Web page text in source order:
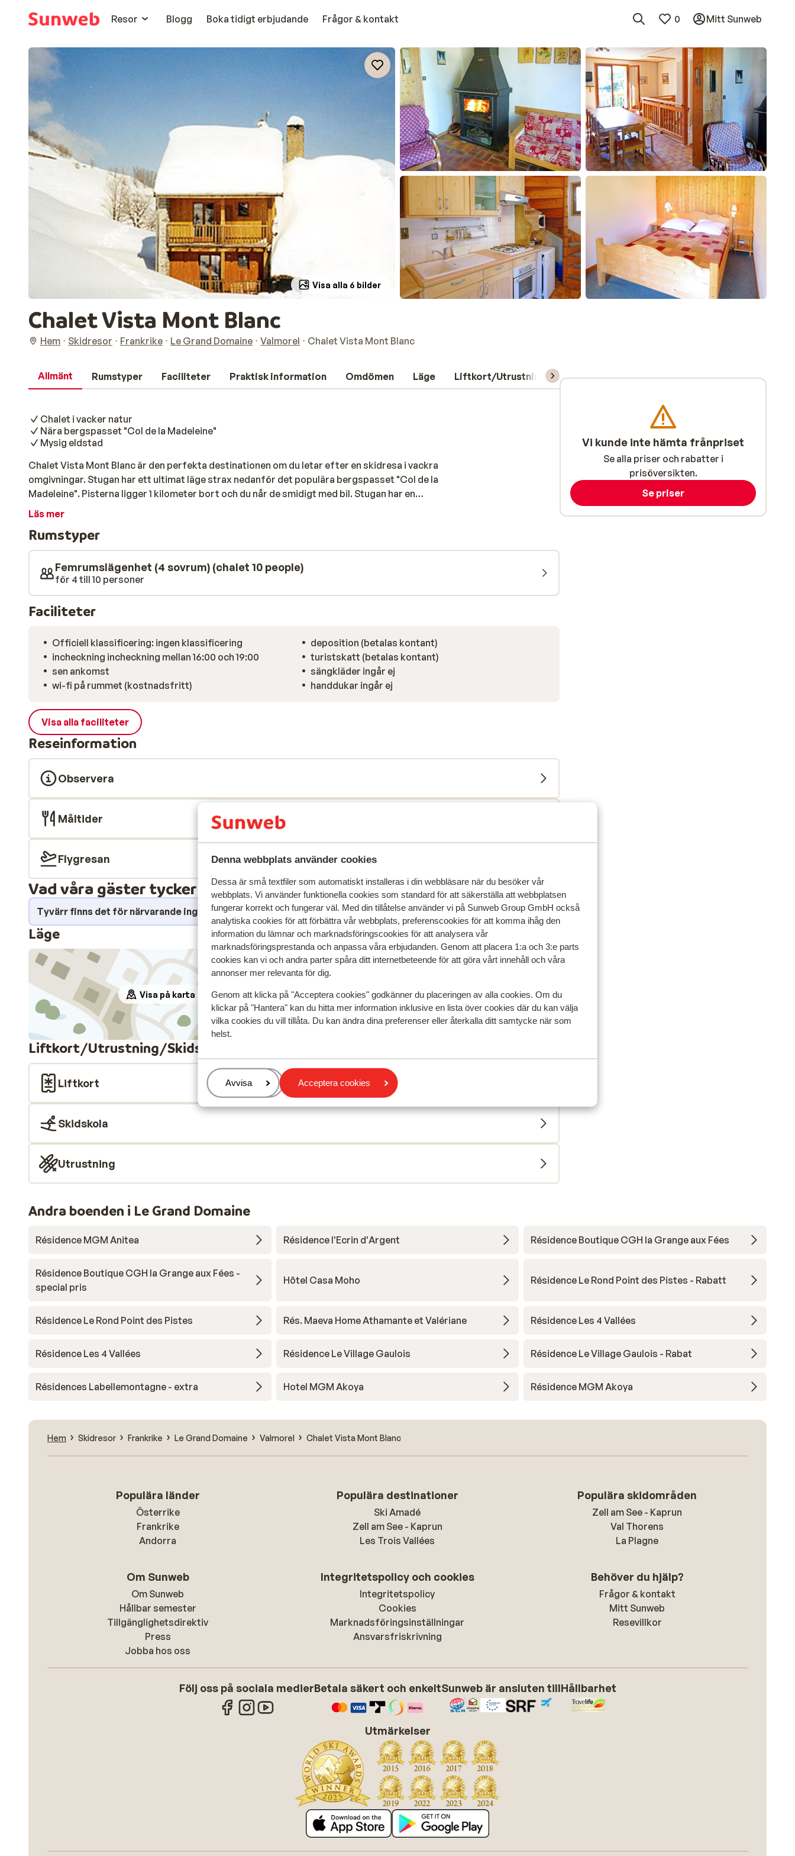
Denna webbplats använder cookies
Dessa är små textfiler som automatiskt installeras i din webbläsare när du besöker vår
webbplats. Vi använder funktionella cookies som standard för att säkerställa att webbplatsen
fungerar korrekt och fungerar väl. Med din tillåtelse använder vi på Sunweb Group GmbH också
analytiska cookies för att förbättra vår webbplats, preferenscookies för att komma ihåg den
information du lämnar och marknadsföringscookies för att analysera vår
marknadsföringsprestanda och anpassa våra erbjudanden. Genom att placera 1:a och 3:e parts
cookies kan vi och andra parter spåra ditt internetbeteende för att göra vårt innehåll och våra
annonser mer relevanta för dig.
Genom att klicka på "Acceptera cookies" godkänner du placeringen av alla cookies. Om du
klickar på "Hantera" kan du hitta mer information inklusive en lista över cookies där du kan välja
vilka cookies du vill tillåta. Du kan ändra dina preferenser eller återkalla ditt samtycke när som
helst.
Hantera
Avvisa Acceptera cookies
Resor
Blogg Boka tidigt erbjudande Frågor & kontakt 0 Mitt Sunweb
Visa alla 6 bilder
Chalet Vista Mont Blanc
Hem Skidresor Frankrike Le Grand Domaine Valmorel Chalet Vista Mont Blanc
Allmänt Rumstyper Faciliteter Praktisk information Omdömen Läge Liftkort/Utrustning/Skidskola
Chalet i vacker natur
Nära bergspasset "Col de la Madeleine"
Mysig eldstad
Chalet Vista Mont Blanc är den perfekta destinationen om du letar efter en skidresa i vackra
omgivningar. Stugan har ett ultimat läge strax nedanför det populära bergspasset "Col de la
Madeleine". Pisterna ligger 1 kilometer bort och du når de smidigt med bil. Stugan har en
traditionell inredning med en trevlig alpin atmosfär. Efter en dag i snön kan du värm dig med en
hela familjen vid det mysiga matbordet!
Läs mer
Rumstyper
Femrumslägenhet (4 sovrum) (chalet 10 people)
för 4 till 10 personer
Faciliteter
Officiell klassificering: ingen klassificering
incheckning incheckning mellan 16:00 och 19:00
sen ankomst
wi-fi på rummet (kostnadsfritt)
deposition (betalas kontant)
turistskatt (betalas kontant)
sängkläder ingår ej
handdukar ingår ej
Visa alla faciliteter
Reseinformation
Observera
Måltider
Flygresan
Vad våra gäster tycker
Tyvärr finns det för närvarande inga omdömen för detta boende.
Läge
Visa på karta
I området
Avstånd till centrum: celliers är ca 750 m
Avstånd till pist ca 1 km
Avstånd till skidlift ca 1 km
Närmaste restaurang ca 750 m
Liftkort/Utrustning/Skidskola
Liftkort
Skidskola
Utrustning
Vi kunde inte hämta frånpriset
Se alla priser och rabatter i
prisöversikten.
Se priser
Andra boenden i Le Grand Domaine
Résidence MGM Anitea Résidence l'Ecrin d'Argent Résidence Boutique CGH la Grange aux Fées
Résidence Boutique CGH la Grange aux Fées -
special pris
Hôtel Casa Moho Résidence Le Rond Point des Pistes - Rabatt
Résidence Le Rond Point des Pistes Rés. Maeva Home Athamante et Valériane Résidence Les 4 Vallées
Résidence Les 4 Vallées Résidence Le Village Gaulois Résidence Le Village Gaulois - Rabat
Résidences Labellemontagne - extra Hotel MGM Akoya Résidence MGM Akoya
Hem Skidresor Frankrike Le Grand Domaine Valmorel Chalet Vista Mont Blanc
Populära länder
Österrike
Frankrike
Andorra
Populära destinationer
Ski Amadé
Zell am See - Kaprun
Les Trois Vallées
Populära skidområden
Zell am See - Kaprun
Val Thorens
La Plagne
Om Sunweb
Om Sunweb
Hållbar semester
Tillgänglighetsdirektiv
Press
Jobba hos oss
Integritetspolicy och cookies
Integritetspolicy
Cookies
Marknadsföringsinställningar
Ansvarsfriskrivning
Behöver du hjälp?
Frågor & kontakt
Mitt Sunweb
Resevillkor
Följ oss på sociala medierBetala säkert och enkeltSunweb är ansluten tillHållbarhet
Utmärkelser